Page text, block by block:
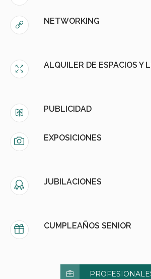
NETWORKING
ALQUILER DE ESPACIOS Y
PUBLICIDAD
EXPOSICIONES
JUBILACIONES
CUMPLEAÑOS SENIOR